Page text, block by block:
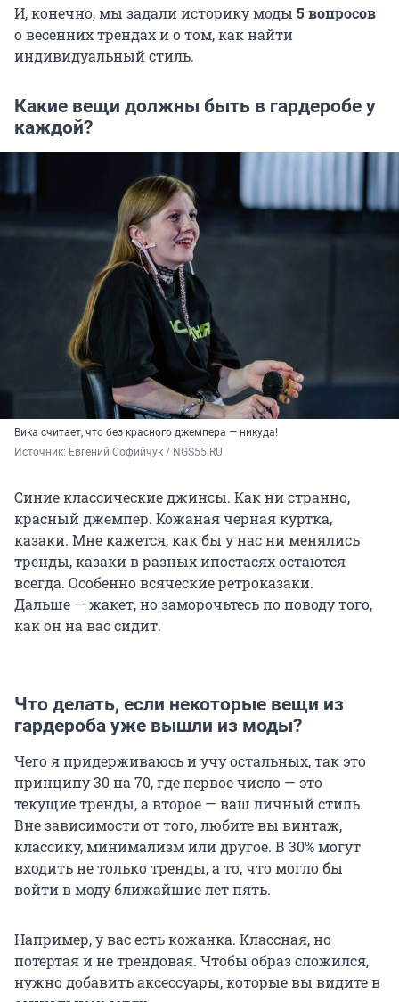
И, конечно, мы задали историку моды 5 вопросов
о весенних трендах и о том, как найти
индивидуальный стиль.
Какие вещи должны быть в гардеробе у
каждой?
Вика считает, что без красного джемпера — никуда!
Источник: Евгений Софийчук / NGS55.RU
Синие классические джинсы. Как ни странно,
красный джемпер. Кожаная черная куртка,
казаки. Мне кажется, как бы у нас ни менялись
тренды, казаки в разных ипостасях остаются
всегда. Особенно всяческие ретроказаки.
Дальше — жакет, но заморочьтесь по поводу того,
как он на вас сидит.
Что делать, если некоторые вещи из
гардероба уже вышли из моды?
Чего я придерживаюсь и учу остальных, так это
принципу 30 на 70, где первое число — это
текущие тренды, а второе — ваш личный стиль.
Вне зависимости от того, любите вы винтаж,
классику, минимализм или другое. В 30% могут
входить не только тренды, а то, что могло бы
войти в моду ближайшие лет пять.
Например, у вас есть кожанка. Классная, но
потертая и не трендовая. Чтобы образ сложился,
нужно добавить аксессуары, которые вы видите в